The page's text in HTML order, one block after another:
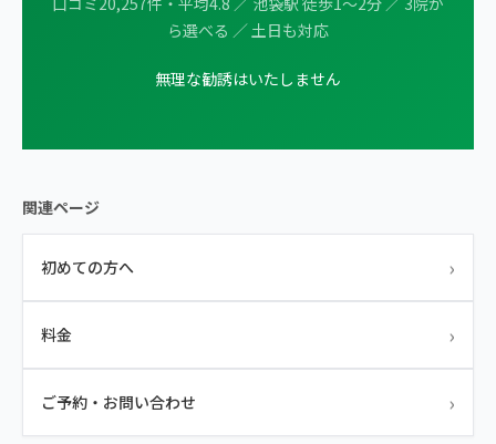
ら選べる ／ 土日も対応
無理な勧誘はいたしません
関連ページ
初めての方へ ›
料金 ›
ご予約・お問い合わせ ›